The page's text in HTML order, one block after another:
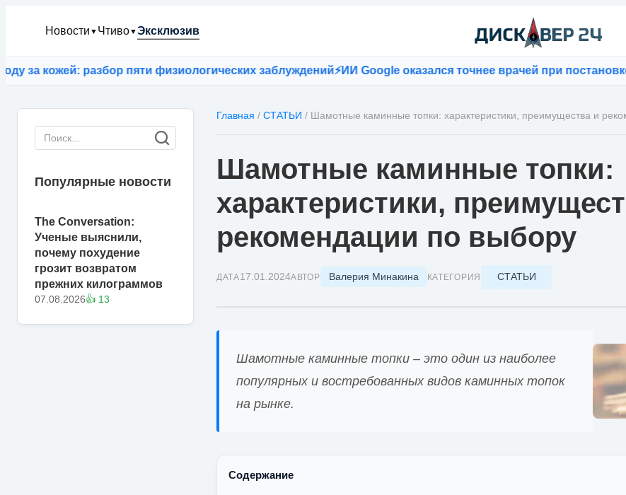
Новости ▼ Чтиво▼Эксклюзив
разбор пяти физиологических заблуждений⚡ИИ Google оказался точнее врачей при постановке
Популярные новости
The Conversation:
Ученые выяснили,
почему похудение
грозит возвратом
прежних килограммов
07.08.2026👍 13
Главная / СТАТЬИ / Шамотные каминные топки: характеристики, преимущества и
Шамотные каминные топки:
характеристики,
рекомендации по выбору
ДАТА17.01.2024АВТОР Валерия Минакина КАТЕГОРИЯ СТАТЬИ
Шамотные каминные топки – это один из наиболее
популярных и востребованных видов каминных топок
на рынке.
Содержание